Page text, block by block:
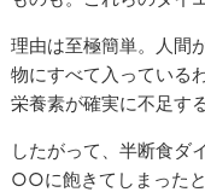
理由は至極簡単。人間
物にすべて入っている
栄養素が確実に不足す
したがって、半断食ダ
○○に飽きてしまった